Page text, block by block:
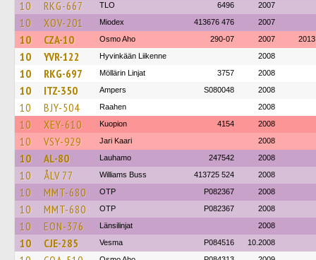
10 RKG-667 TLO 6496 2007
10 XOV-201 Miodex 413676 476 2007
10 CZA-10 Osmo Aho 290-07 2007 2013
10 YVR-122 Hyvinkään Liikenne 2008
10 RKG-697 Möllärin Linjat 3757 2008
10 ITZ-350 Ampers S080048 2008
10 BJY-504 Raahen 2008
10 XEY-610 Kuopion 4154 2008
10 VSY-929 Jari Kaari 2008
10 AL-80 Lauhamo 247542 2008
10 ÅLV 77 Williams Buss 413725 524 2008
10 MMT-680 OTP P082367 2008
10 MMT-680 OTP P082367 2008
10 EON-376 Länsilinjat 2008
10 CJE-285 Vesma P084516 10.2008